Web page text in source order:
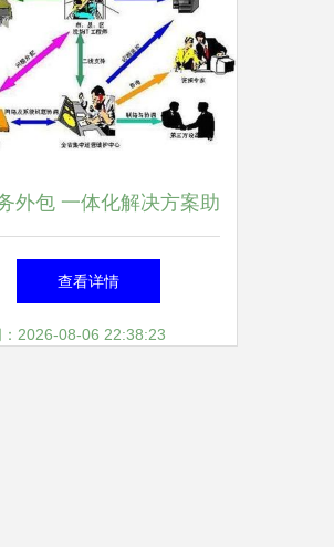
外包 一体化解决方案助
力企业数字化转型
查看详情
2026-08-06 22:38:23